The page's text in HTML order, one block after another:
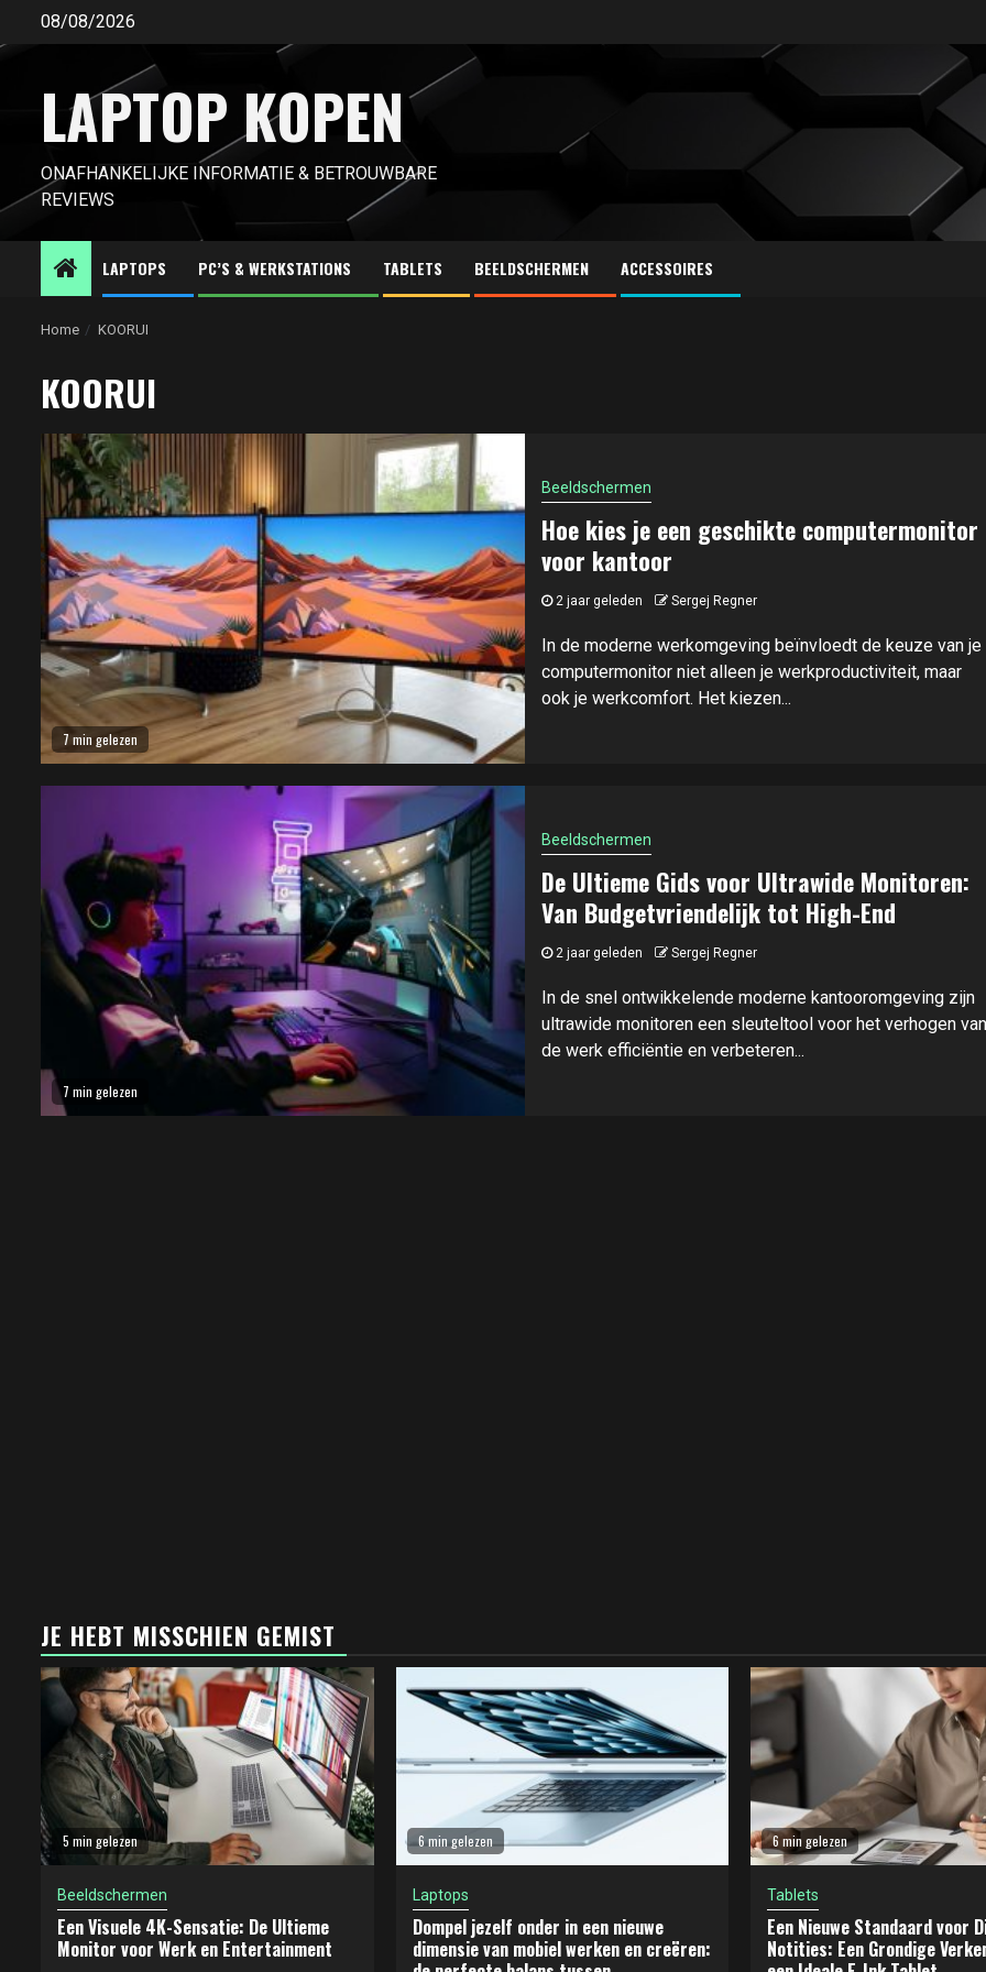
inhoud
08/08/2026
LAPTOP KOPEN
ONAFHANKELIJKE INFORMATIE & BETROUWBARE
REVIEWS
LAPTOPS PC’S & WERKSTATIONS TABLETS BEELDSCHERMEN ACCESSOIRES
Home KOORUI
KOORUI
7 min gelezen
Beeldschermen
Hoe kies je een geschikte computermonitor
voor kantoor
2 jaar geleden Sergej Regner
In de moderne werkomgeving beïnvloedt de keuze van je
computermonitor niet alleen je werkproductiviteit, maar
ook je werkcomfort. Het kiezen...
7 min gelezen
Beeldschermen
De Ultieme Gids voor Ultrawide Monitoren:
Van Budgetvriendelijk tot High-End
2 jaar geleden Sergej Regner
In de snel ontwikkelende moderne kantooromgeving zijn
ultrawide monitoren een sleuteltool voor het verhogen van
de werk efficiëntie en verbeteren...
JE HEBT MISSCHIEN GEMIST
5 min gelezen
Beeldschermen
Een Visuele 4K-Sensatie: De Ultieme
Monitor voor Werk en Entertainment
6 min gelezen
Laptops
Dompel jezelf onder in een nieuwe
dimensie van mobiel werken en creëren:
6 min gelezen
Tablets
Een Nieuwe Standaard voor
Notities: Een Grondige